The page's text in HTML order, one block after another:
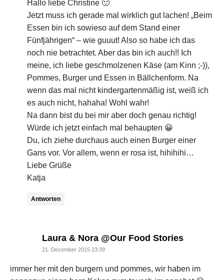
Hallo liebe Christine 🙂
Jetzt muss ich gerade mal wirklich gut lachen! „Beim
Essen bin ich sowieso auf dem Stand einer
Fünfjährigen“ – wie guuut! Also so habe ich das
noch nie betrachtet. Aber das bin ich auch!! Ich
meine, ich liebe geschmolzenen Käse (am Kinn ;-)),
Pommes, Burger und Essen in Bällchenform. Na
wenn das mal nicht kindergartenmäßig ist, weiß ich
es auch nicht, hahaha! Wohl wahr!
Na dann bist du bei mir aber doch genau richtig!
Würde ich jetzt einfach mal behaupten 😀
Du, ich ziehe durchaus auch einen Burger einer
Gans vor. Vor allem, wenn er rosa ist, hihihihi…
Liebe Grüße
Katja
Antworten
Laura & Nora @Our Food Storiessays:
21. Dezember 2015 23:39
immer her mit den burgern und pommes, wir haben im